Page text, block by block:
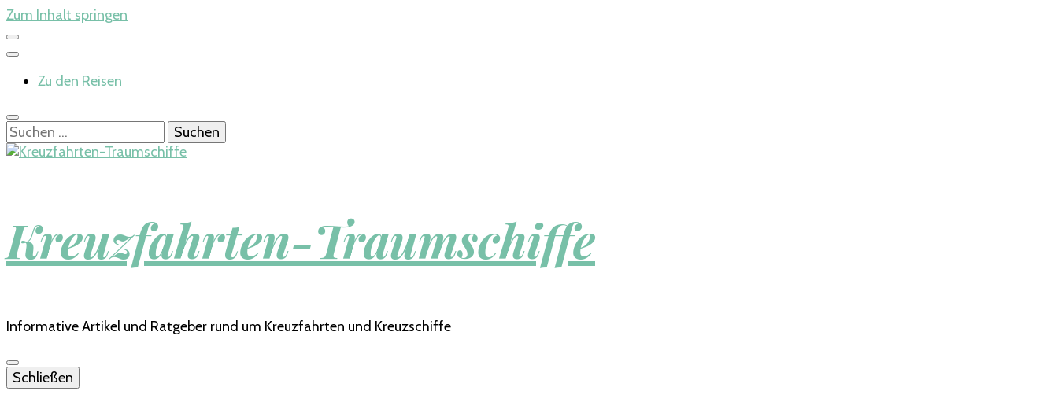
Zum Inhalt springen
Zu den Reisen
Suchen
nach:
Kreuzfahrten-Traumschiffe
Informative Artikel und Ratgeber rund um Kreuzfahrten und Kreuzschiffe
Schließen